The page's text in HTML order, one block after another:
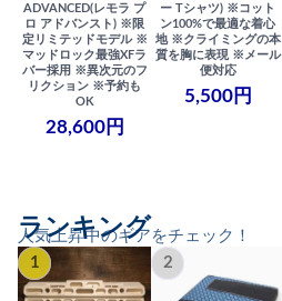
ADVANCED(レモラ プ
ロ アドバンスト) ※限
定リミテッドモデル ※
マッドロック最強XFラ
バー採用 ※異次元のフ
リクション ※予約も
OK
28,600円
ー Tシャツ) ※コット
ン100%で最適な着心
地 ※クライミングの本
質を胸に表現 ※メール
便対応
5,500円
人気上昇中のギアをチェック！
ランキング
1 2